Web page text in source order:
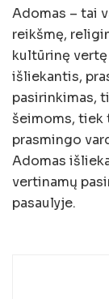
Adomas – tai
reikšmę,
kultūrinę
išliekantis,
pasirinkimas,
šeimoms, tiek
prasmingo
Adomas
vertinamų
pasaulyje.